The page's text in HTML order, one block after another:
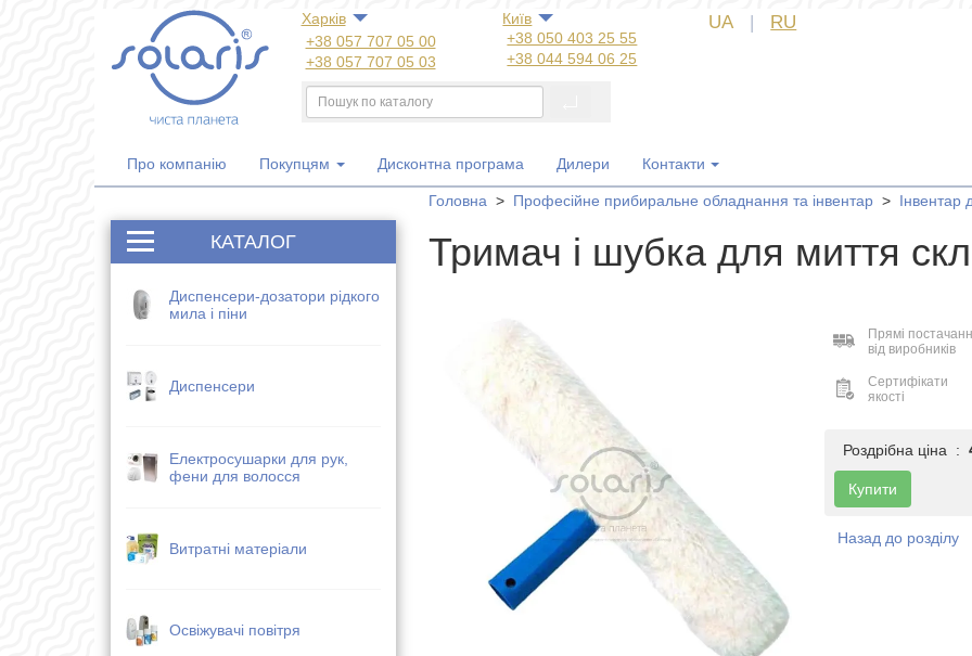
Харкiв
+38 057 707 05 00
+38 057 707 05 03
+38 050 300 06 77
+38 067 533 81 21
+38 063 707 05 00
Київ
+38 050 403 25 55
+38 044 594 06 25
+38 067 554 50 60
UA | RU
Про компанію Покупцям Дисконтна програма Дилери Контакти
Головна > Професійне прибиральне обладнання та інвентар > Інвентар
КАТАЛОГ
Диспенсери-дозатори рідкого
мила і піни
Диспенсери
Електросушарки для рук,
фени для волосся
Витратні матеріали
Освіжувачі повітря
Тримач і шубка для миття
Прямі
від виробників
Сертифікати
якості
Роздрібна ціна :
Купити
Назад до розділу